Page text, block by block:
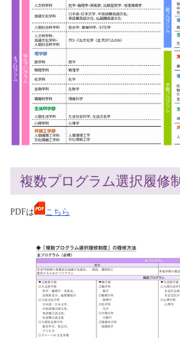
複数プログラム選択履修
PDFは こちら